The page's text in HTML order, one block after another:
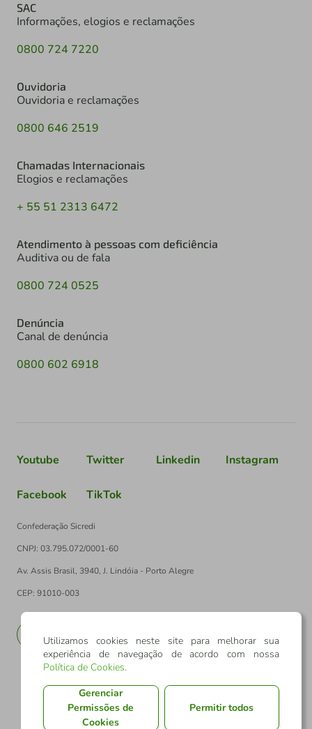
SAC
Informações, elogios e reclamações
0800 724 7220
Ouvidoria
Ouvidoria e reclamações
0800 646 2519
Chamadas Internacionais
Elogios e reclamações
+ 55 51 2313 6472
Atendimento à pessoas com deficiência
Auditiva ou de fala
0800 724 0525
Denúncia
Canal de denúncia
0800 602 6918
Youtube Twitter Linkedin Instagram
Facebook TikTok
Confederação Sicredi
CNPJ: 03.795.072/0001-60
Av. Assis Brasil, 3940, J. Lindóia - Porto Alegre
CEP: 91010-003
Utilizamos cookies neste site para melhorar sua
experiência de navegação de acordo com nossa
Política de Cookies.
Gerenciar
Permissões de
Cookies
Permitir todos